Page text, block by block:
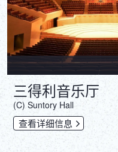
三得利音乐厅
(C) Suntory Hall
查看详细信息